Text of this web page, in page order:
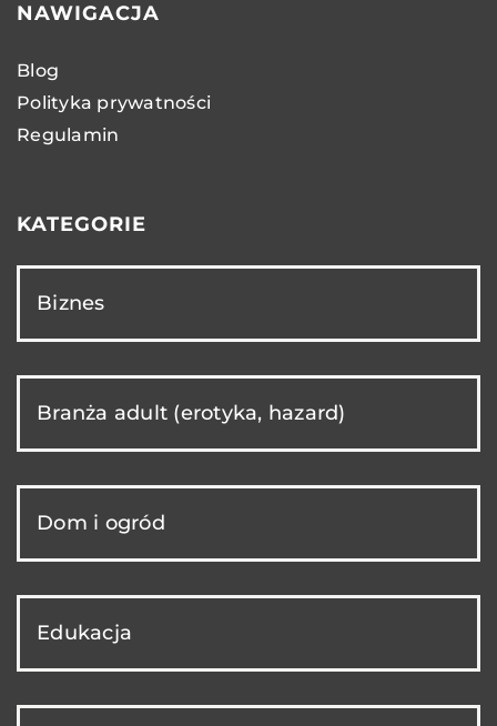
NAWIGACJA
Blog
Polityka prywatności
Regulamin
KATEGORIE
Biznes
Branża adult (erotyka, hazard)
Dom i ogród
Edukacja